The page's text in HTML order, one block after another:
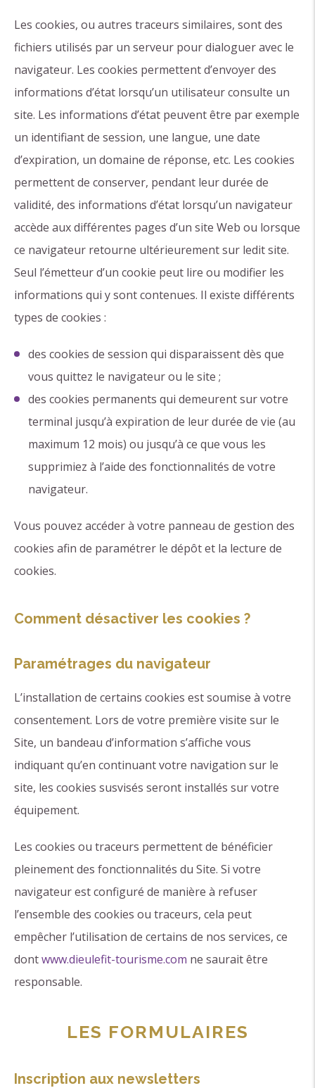
Les cookies, ou autres traceurs similaires, sont des
fichiers utilisés par un serveur pour dialoguer avec le
navigateur. Les cookies permettent d’envoyer des
informations d’état lorsqu’un utilisateur consulte un
site. Les informations d’état peuvent être par exemple
un identifiant de session, une langue, une date
d’expiration, un domaine de réponse, etc. Les cookies
permettent de conserver, pendant leur durée de
validité, des informations d’état lorsqu’un navigateur
accède aux différentes pages d’un site Web ou lorsque
ce navigateur retourne ultérieurement sur ledit site.
Seul l’émetteur d’un cookie peut lire ou modifier les
informations qui y sont contenues. Il existe différents
types de cookies :
des cookies de session qui disparaissent dès que
vous quittez le navigateur ou le site ;
des cookies permanents qui demeurent sur votre
terminal jusqu’à expiration de leur durée de vie (au
maximum 12 mois) ou jusqu’à ce que vous les
supprimiez à l’aide des fonctionnalités de votre
navigateur.
Vous pouvez accéder à votre panneau de gestion des
cookies afin de paramétrer le dépôt et la lecture de
cookies.
Comment désactiver les cookies ?
Paramétrages du navigateur
L’installation de certains cookies est soumise à votre
consentement. Lors de votre première visite sur le
Site, un bandeau d’information s’affiche vous
indiquant qu’en continuant votre navigation sur le
site, les cookies susvisés seront installés sur votre
équipement.
Les cookies ou traceurs permettent de bénéficier
pleinement des fonctionnalités du Site. Si votre
navigateur est configuré de manière à refuser
l’ensemble des cookies ou traceurs, cela peut
empêcher l’utilisation de certains de nos services, ce
dontwww.dieulefit-tourisme.com ne saurait être
responsable.
LES FORMULAIRES
Inscription aux newsletters